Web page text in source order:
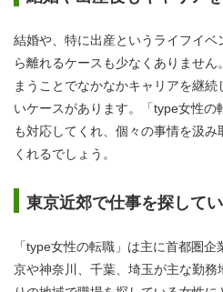
結婚や、特に出産というライフイ
ら離れるケースも少なくありませ
まうことでなかなかキャリアを継
いケースがあります。「type女性の
も対応してくれ、個々の事情を汲
くれるでしょう。
東京近郊で仕事を探して
「type女性の転職」は主に首都圏
京や神奈川、千葉、埼玉が主な勤務